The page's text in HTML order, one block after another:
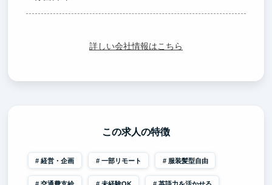
詳しい会社情報はこちら
この求人の特徴
経営・企画 一部リモート 服装髪型自由